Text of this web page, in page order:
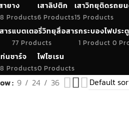
ายาง
Products
เสาลิปติก
6 Products
เสาวิทยุติดรถย
15 Products
ารแบตเตอรี่วิทยุสื่อสาร
77 Products
กระบองไฟ
1 Product
ประ
0
นชาร์จ
Products
ไฟไซเรน
0 Products
9 24 36